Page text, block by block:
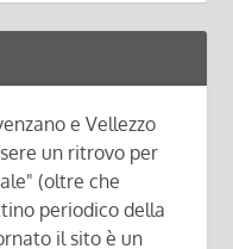
e Vellezzo
un ritrovo per
(oltre che
periodico della
il sito è un